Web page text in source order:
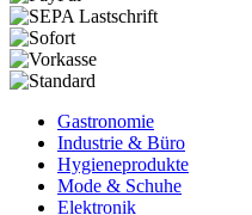
Gastronomie
Industrie & Büro
Hygieneprodukte
Mode & Schuhe
Elektronik